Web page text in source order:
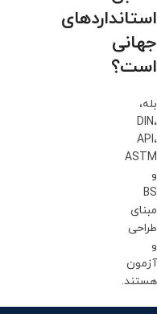
استانداردهای
جهانی
است؟
بله،
DIN،
API،
ASTM
و
BS
مبنای
طراحی
و
آزمون
هستند.